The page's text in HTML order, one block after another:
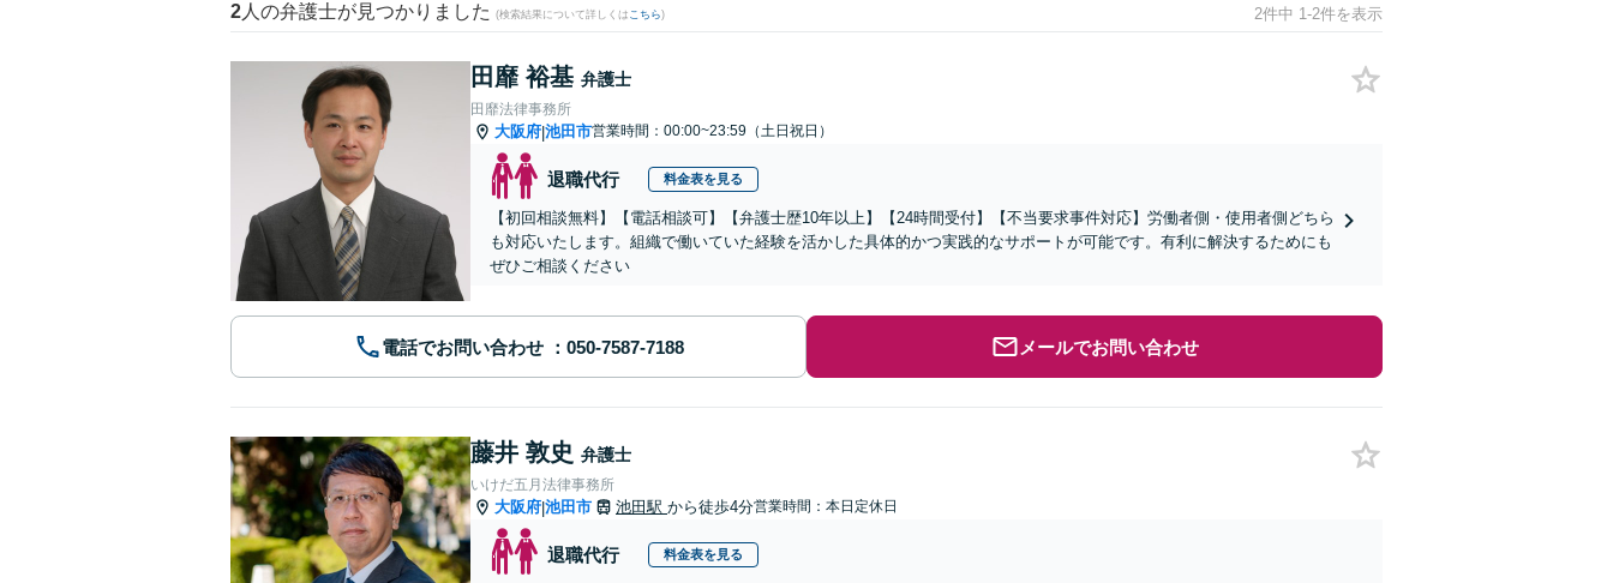
2 人の弁護士が見つかりました (検索結果について詳しくは こちら) 2件中 1-2件を表示
田靡 裕基 弁護士
田靡法律事務所
大阪府|池田市営業時間：00:00~23:59（土日祝日）
退職代行 料金表を見る
【初回相談無料】【電話相談可】【弁護士歴10年以上】【24時間受付】【不当要求事件対応】労働者側・使用者側どちら
も対応いたします。組織で働いていた経験を活かした具体的かつ実践的なサポートが可能です。有利に解決するためにも
ぜひご相談ください
電話でお問い合わせ メールでお問い合わせ
藤井 敦史 弁護士
いけだ五月法律事務所
大阪府|池田市 池田駅 から徒歩4分営業時間：本日定休日
退職代行 料金表を見る